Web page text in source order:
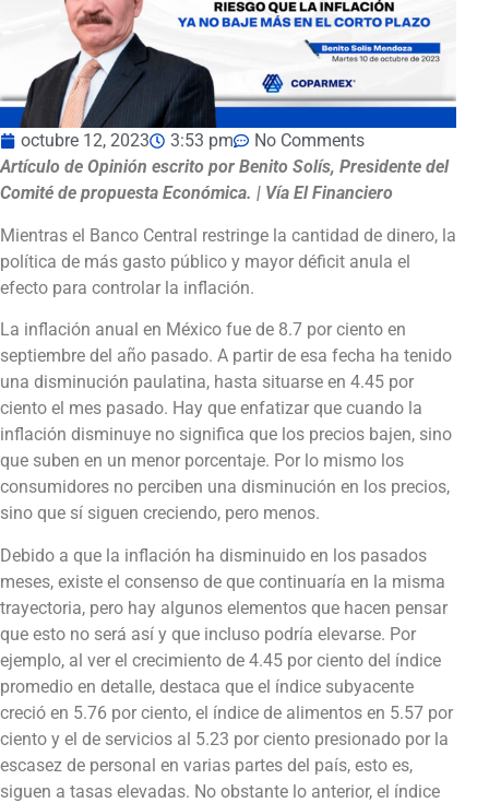
octubre 12, 2023 3:53 pm
No Comments
Artículo de Opinión escrito por Benito Solís, Presidente del
Comité de propuesta Económica. | Vía El Financiero
Mientras el Banco Central restringe la cantidad de dinero, la
política de más gasto público y mayor déficit anula el
efecto para controlar la inflación.
La inflación anual en México fue de 8.7 por ciento en
septiembre del año pasado. A partir de esa fecha ha tenido
una disminución paulatina, hasta situarse en 4.45 por
ciento el mes pasado. Hay que enfatizar que cuando la
inflación disminuye no significa que los precios bajen, sino
que suben en un menor porcentaje. Por lo mismo los
consumidores no perciben una disminución en los precios,
sino que sí siguen creciendo, pero menos.
Debido a que la inflación ha disminuido en los pasados
meses, existe el consenso de que continuaría en la misma
trayectoria, pero hay algunos elementos que hacen pensar
que esto no será así y que incluso podría elevarse. Por
ejemplo, al ver el crecimiento de 4.45 por ciento del índice
promedio en detalle, destaca que el índice subyacente
creció en 5.76 por ciento, el índice de alimentos en 5.57 por
ciento y el de servicios al 5.23 por ciento presionado por la
escasez de personal en varias partes del país, esto es,
siguen a tasas elevadas. No obstante lo anterior, el índice